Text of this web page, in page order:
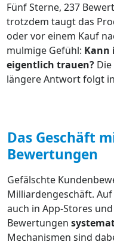
Fünf Sterne, 237
trotzdem taugt das
oder vor einem Kauf
mulmige Gefühl: Kann
eigentlich trauen?
längere Antwort folgt
Das Geschäft
Bewertungen
Gefälschte
Milliardengeschäft.
auch in App-Stores
Bewertungen
Mechanismen sind